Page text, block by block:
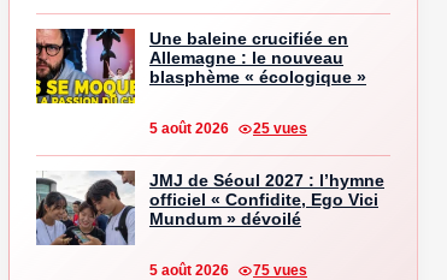
Une baleine crucifiée en
Allemagne : le nouveau
blasphème « écologique »
5 août 2026 25 vues
JMJ de Séoul 2027 : l’hymne
officiel « Confidite, Ego Vici
Mundum » dévoilé
5 août 2026 75 vues